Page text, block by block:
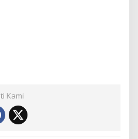
Kami